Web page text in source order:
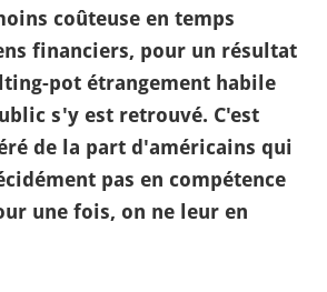
coûteuse en temps
financiers, pour un résultat
pot étrangement habile
s'y est retrouvé. C'est
de la part d'américains qui
pas en compétence
une fois, on ne leur en